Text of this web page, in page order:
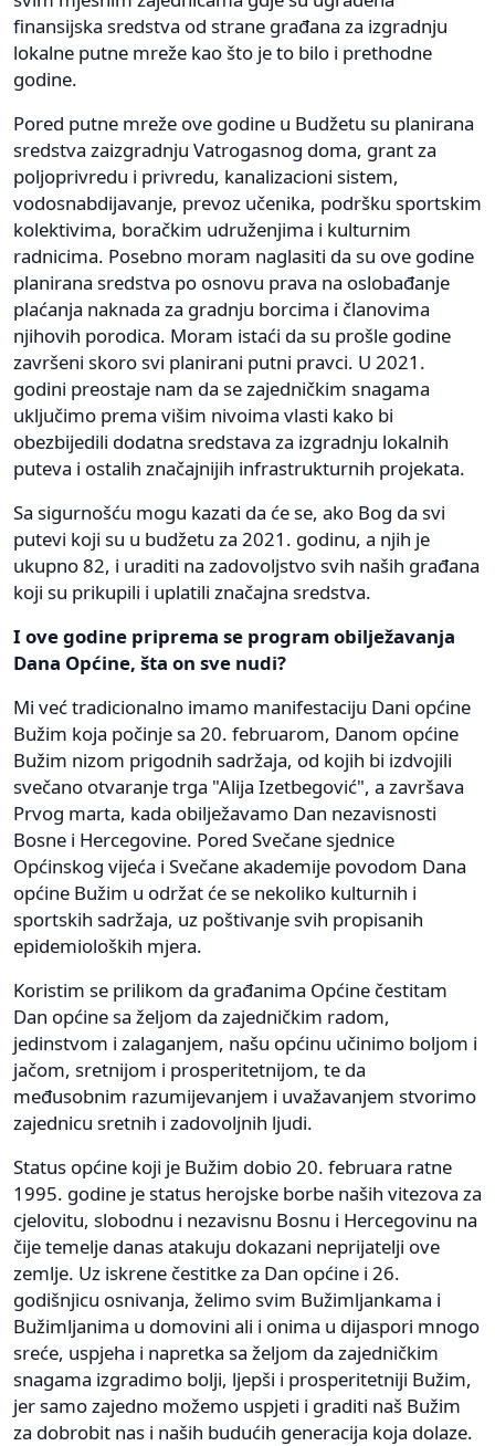
finansijska sredstva od strane građana za izgradnju
lokalne putne mreže kao što je to bilo i prethodne
godine.
Pored putne mreže ove godine u Budžetu su planirana
sredstva zaizgradnju Vatrogasnog doma, grant za
poljoprivredu i privredu, kanalizacioni sistem,
vodosnabdijavanje, prevoz učenika, podršku sportskim
kolektivima, boračkim udruženjima i kulturnim
radnicima. Posebno moram naglasiti da su ove godine
planirana sredstva po osnovu prava na oslobađanje
plaćanja naknada za gradnju borcima i članovima
njihovih porodica. Moram istaći da su prošle godine
završeni skoro svi planirani putni pravci. U 2021.
godini preostaje nam da se zajedničkim snagama
uključimo prema višim nivoima vlasti kako bi
obezbijedili dodatna sredstava za izgradnju lokalnih
puteva i ostalih značajnijih infrastrukturnih projekata.
Sa sigurnošću mogu kazati da će se, ako Bog da svi
putevi koji su u budžetu za 2021. godinu, a njih je
ukupno 82, i uraditi na zadovoljstvo svih naših građana
koji su prikupili i uplatili značajna sredstva.
I ove godine priprema se program obilježavanja
Dana Općine, šta on sve nudi?
Mi već tradicionalno imamo manifestaciju Dani općine
Bužim koja počinje sa 20. februarom, Danom općine
Bužim nizom prigodnih sadržaja, od kojih bi izdvojili
svečano otvaranje trga "Alija Izetbegović", a završava
Prvog marta, kada obilježavamo Dan nezavisnosti
Bosne i Hercegovine. Pored Svečane sjednice
Općinskog vijeća i Svečane akademije povodom Dana
općine Bužim u održat će se nekoliko kulturnih i
sportskih sadržaja, uz poštivanje svih propisanih
epidemioloških mjera.
Koristim se prilikom da građanima Općine čestitam
Dan općine sa željom da zajedničkim radom,
jedinstvom i zalaganjem, našu općinu učinimo boljom i
jačom, sretnijom i prosperitetnijom, te da
međusobnim razumijevanjem i uvažavanjem stvorimo
zajednicu sretnih i zadovoljnih ljudi.
Status općine koji je Bužim dobio 20. februara ratne
1995. godine je status herojske borbe naših vitezova za
cjelovitu, slobodnu i nezavisnu Bosnu i Hercegovinu na
čije temelje danas atakuju dokazani neprijatelji ove
zemlje. Uz iskrene čestitke za Dan općine i 26.
godišnjicu osnivanja, želimo svim Bužimljankama i
Bužimljanima u domovini ali i onima u dijaspori mnogo
sreće, uspjeha i napretka sa željom da zajedničkim
snagama izgradimo bolji, ljepši i prosperitetniji Bužim,
jer samo zajedno možemo uspjeti i graditi naš Bužim
za dobrobit nas i naših budućih generacija koja dolaze.